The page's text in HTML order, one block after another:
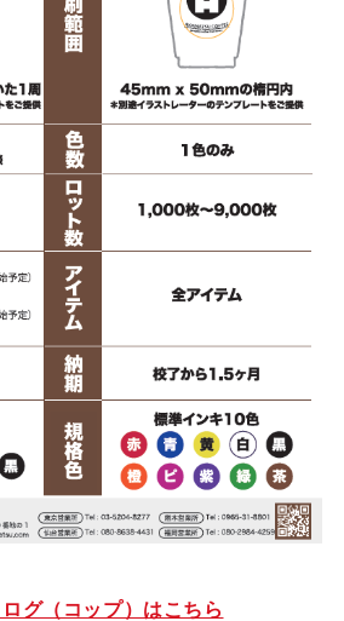
グ（コップ）はこちら